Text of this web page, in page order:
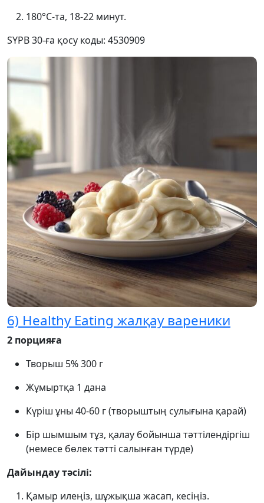
180°C-та, 18-22 минут.
SYPB 30-ға қосу коды: 4530909
6) Healthy Eating жалқау вареники
2 порцияға
Творыш 5% 300 г
Жұмыртқа 1 дана
Күріш ұны 40-60 г (творыштың сулығына қарай)
Бір шымшым тұз, қалау бойынша тәттілендіргіш
(немесе бөлек тәтті салынған түрде)
Дайындау тәсілі:
Қамыр илеңіз, шұжықша жасап, кесіңіз.